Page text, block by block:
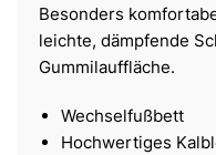
Besonders
leichte, dämpfende
Gummilauffläche.
Wechselfußbett
Hochwertiges